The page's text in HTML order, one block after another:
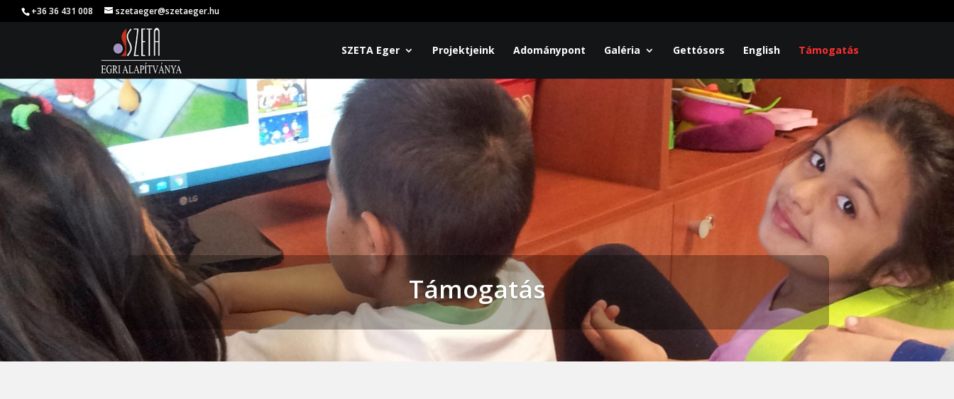
+36 36 431 008 szetaeger@szetaeger.hu
SZETA Eger Projektjeink Adománypont Galéria Gettósors English Támogatás
Támogatás